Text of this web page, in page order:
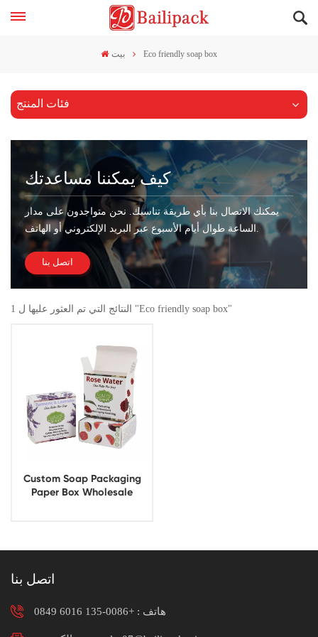
بيت Eco friendly soap box
فئات المنتج
كيف يمكننا مساعدتك
يمكنك الاتصال بنا بأي طريقة تناسبك. نحن متواجدون على مدار
الساعة طوال أيام الأسبوع عبر البريد الإلكتروني أو الهاتف.
اتصل بنا
1 النتائج التي تم العثور عليها ل "Eco friendly soap box"
Custom Soap Packaging
Paper Box Wholesale
اتصل بنا
هاتف : +0086-135 6016 0849